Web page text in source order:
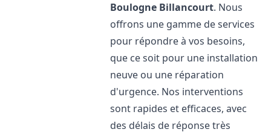
Boulogne Billancourt. Nous
offrons une gamme de services
pour répondre à vos besoins,
que ce soit pour une installation
neuve ou une réparation
d'urgence. Nos interventions
sont rapides et efficaces, avec
des délais de réponse très